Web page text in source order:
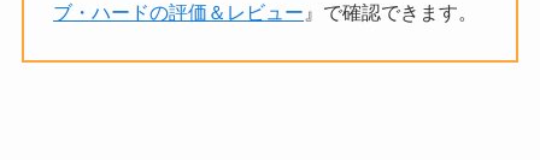
ブ・ハードの評価＆レビュー 』で確認できます。